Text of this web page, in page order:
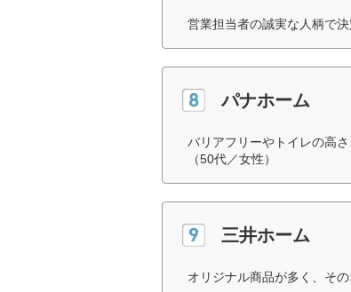
営業担当者の誠実な人柄で
パナホーム
バリアフリーやトイレの高
（50代／女性）
三井ホーム
オリジナル商品が多く、そ